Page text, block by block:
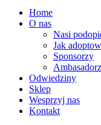
Home
O nas
Nasi
Jak
Sponsorzy
Odwiedziny
Sklep
Wesprzyj nas
Kontakt